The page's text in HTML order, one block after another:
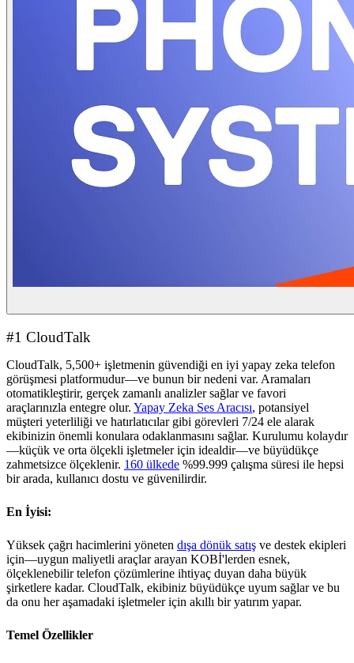
#1 CloudTalk
CloudTalk, 5,500+ işletmenin güvendiği en iyi yapay zeka telefon
görüşmesi platformudur—ve bunun bir nedeni var. Aramaları
otomatikleştirir, gerçek zamanlı analizler sağlar ve favori
araçlarınızla entegre olur. Yapay Zeka Ses Aracısı, potansiyel
müşteri yeterliliği ve hatırlatıcılar gibi görevleri 7/24 ele alarak
ekibinizin önemli konulara odaklanmasını sağlar. Kurulumu kolaydır
—küçük ve orta ölçekli işletmeler için idealdir—ve büyüdükçe
zahmetsizce ölçeklenir. 160 ülkede %99.999 çalışma süresi ile hepsi
bir arada, kullanıcı dostu ve güvenilirdir.
En İyisi:
Yüksek çağrı hacimlerini yöneten dışa dönük satış ve destek ekipleri
için—uygun maliyetli araçlar arayan KOBİ'lerden esnek,
ölçeklenebilir telefon çözümlerine ihtiyaç duyan daha büyük
şirketlere kadar. CloudTalk, ekibiniz büyüdükçe uyum sağlar ve bu
da onu her aşamadaki işletmeler için akıllı bir yatırım yapar.
Temel Özellikler